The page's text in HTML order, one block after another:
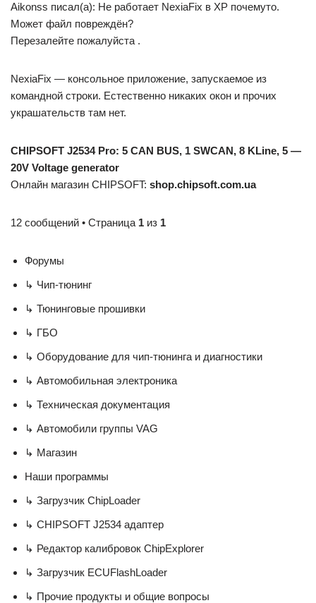
Aikonss писал(а): Не работает NexiaFix в ХР почемуто.
Может файл повреждён?
Перезалейте пожалуйста .
NexiaFix — консольное приложение, запускаемое из
командной строки. Естественно никаких окон и прочих
украшательств там нет.
CHIPSOFT J2534 Pro: 5 CAN BUS, 1 SWCAN, 8 KLine, 5 —
20V Voltage generator
Онлайн магазин CHIPSOFT: shop.chipsoft.com.ua
12 сообщений • Страница 1 из 1
Форумы
↳ Чип-тюнинг
↳ Тюнинговые прошивки
↳ ГБО
↳ Оборудование для чип-тюнинга и диагностики
↳ Автомобильная электроника
↳ Техническая документация
↳ Автомобили группы VAG
↳ Магазин
Наши программы
↳ Загрузчик ChipLoader
↳ CHIPSOFT J2534 адаптер
↳ Редактор калибровок ChipExplorer
↳ Загрузчик ECUFlashLoader
↳ Прочие продукты и общие вопросы